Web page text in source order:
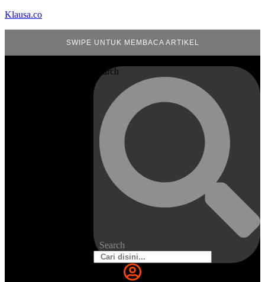
Klausa.co
SWIPE UNTUK MEMBACA ARTIKEL
Search
Search